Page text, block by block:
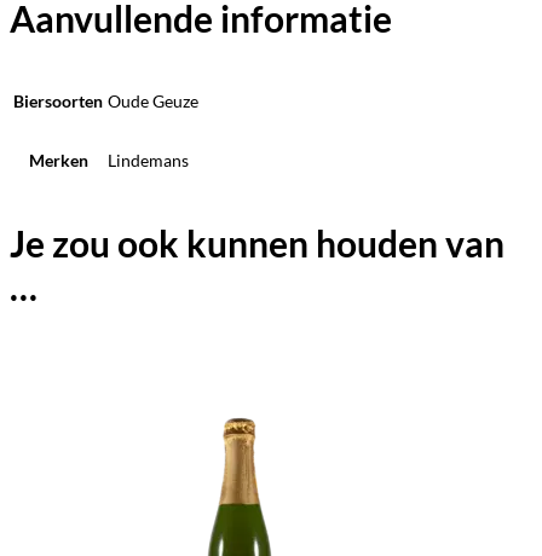
Aanvullende informatie
Biersoorten Oude Geuze
Merken Lindemans
Je zou ook kunnen houden van
…